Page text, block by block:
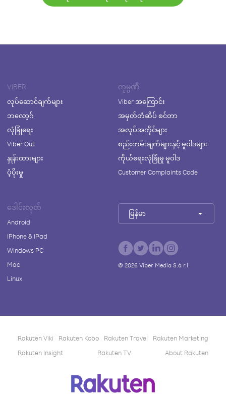
VIBER
လုပ်ဆောင်ချက်များ
ဘလော့ဂ်
လုံခြုံရေး
Viber Out
နှုန်းထားများ
ပံ့ပိုးမှု
ကုမ္ပဏီ
Viber အကြောင်း
အမှတ်တံဆိပ် စင်တာ
အလုပ်အကိုင်များ
စည်းကမ်းချက်များနှင့် မူဝါဒများ
ကိုယ်ရေးလုံခြုံမှု မူဝါဒ
Customer Complaints Code
ဒေါင်းလုတ်
Android
iPhone & iPad
Windows PC
Mac
Linux
မြန်မာ
© 2026Viber Media S.à r.l.
Rakuten Viki Rakuten Kobo Rakuten Travel
Rakuten Marketing
Rakuten Insight
Rakuten TV About Rakuten